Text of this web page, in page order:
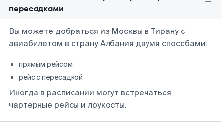
пересадками
Вы можете добраться из Москвы в Тирану с
авиабилетом в страну Албания двумя способами:
прямым рейсом
рейс с пересадкой
Иногда в расписании могут встречаться
чартерные рейсы и лоукосты.